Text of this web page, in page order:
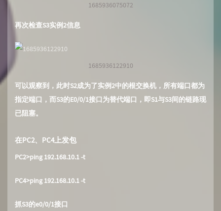
1685936075072
再次检查S3实例2信息
1685936122910
可以观察到，此时S2成为了实例2中的根交换机，所有端口都为
指定端口，而S3的E0/0/1接口为替代端口，即S1与S3间的链路现
已阻塞。
在PC2、PC4上发包
PC2>ping 192.168.10.1 -t
PC4>ping 192.168.10.1 -t
抓S3的e0/0/1接口